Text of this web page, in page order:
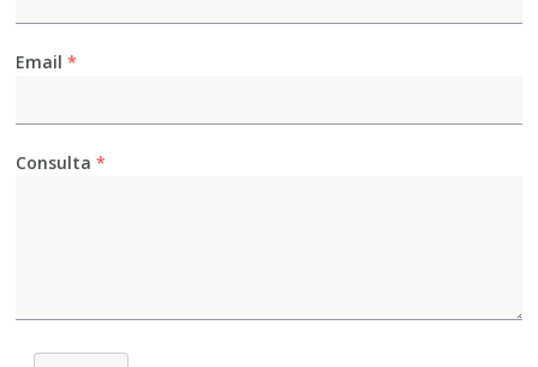
Email *
Consulta *